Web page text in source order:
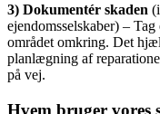
3) Dokumentér skaden
ejendomsselskaber) –
området omkring. Det
planlægning af
på vej.
Hvem bruger vores